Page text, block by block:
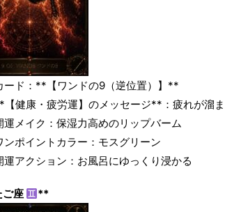
ード：**【ワンドの9（逆位置）】**
【健康・疲労運】のメッセージ**：疲れが溜
運メイク：保湿力高めのリップバーム
ンポイントカラー：モスグリーン
運アクション：お風呂にゆっくり浸かる
座 **